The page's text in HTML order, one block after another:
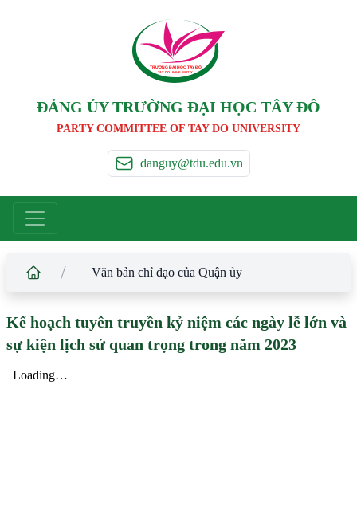
TRƯỜNG ĐẠI HỌC TÂY ĐÔ
TAY DO UNIVERSIT Y
ĐẢNG ỦY TRƯỜNG ĐẠI HỌC TÂY ĐÔ
PARTY COMMITTEE OF TAY DO UNIVERSITY
danguy@tdu.edu.vn
/ Văn bản chỉ đạo của Quận ủy
Kế hoạch tuyên truyền kỷ niệm các ngày lễ lớn và
sự kiện lịch sử quan trọng trong năm 2023